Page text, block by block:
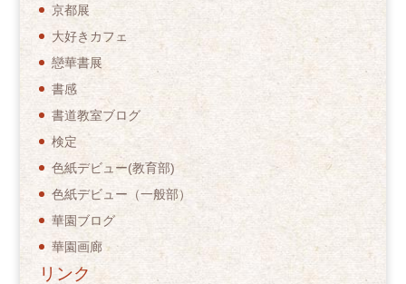
京都展
大好きカフェ
戀華書展
書感
書道教室ブログ
検定
色紙デビュー(教育部)
色紙デビュー（一般部）
華園ブログ
華園画廊
リンク